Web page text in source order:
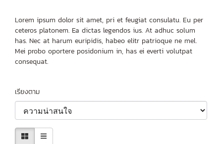
Lorem ipsum dolor sit amet, pri et feugiat consulatu. Eu per
ceteros platonem. Ea dictas legendos ius. At adhuc solum
has. Nec at harum euripidis, habeo elitr patrioque ne mel.
Mei probo oportere posidonium in, has ei everti volutpat
consequat.
เรียงตาม